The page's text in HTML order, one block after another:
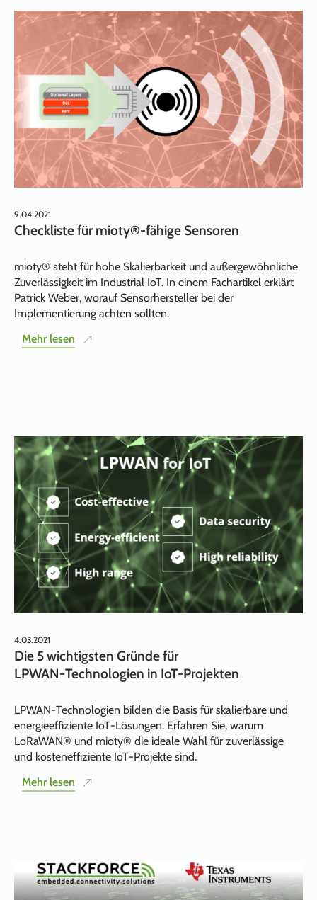
9.04.2021
Checkliste für mioty®-fähige Sensoren
mioty® steht für hohe Skalierbarkeit und außergewöhnliche
Zuverlässigkeit im Industrial IoT. In einem Fachartikel erklärt
Patrick Weber, worauf Sensorhersteller bei der
Implementierung achten sollten.
Mehr lesen
4.03.2021
Die 5 wichtigsten Gründe für
LPWAN‑Technologien in IoT‑Projekten
LPWAN‑Technologien bilden die Basis für skalierbare und
energieeffiziente IoT‑Lösungen. Erfahren Sie, warum
LoRaWAN® und mioty® die ideale Wahl für zuverlässige
und kosteneffiziente IoT‑Projekte sind.
Mehr lesen